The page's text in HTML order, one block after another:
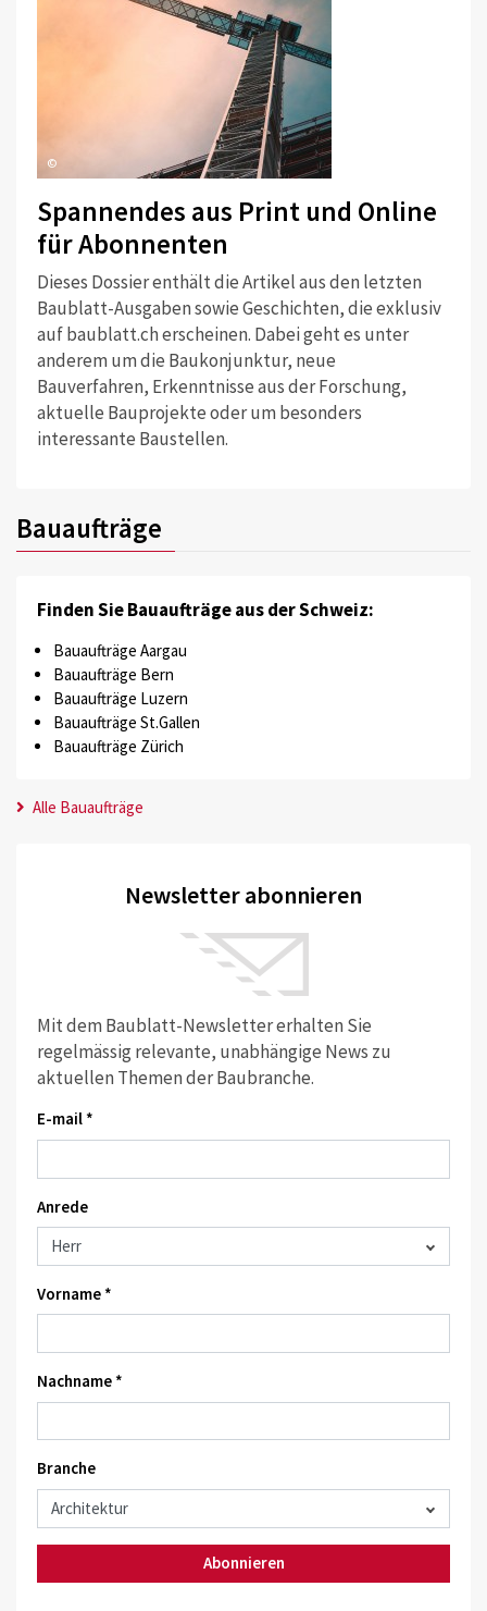
©
Spannendes aus Print und Online
für Abonnenten
Dieses Dossier enthält die Artikel aus den letzten
Baublatt-Ausgaben sowie Geschichten, die exklusiv
auf baublatt.ch erscheinen. Dabei geht es unter
anderem um die Baukonjunktur, neue
Bauverfahren, Erkenntnisse aus der Forschung,
aktuelle Bauprojekte oder um besonders
interessante Baustellen.
Bauaufträge
Finden Sie Bauaufträge aus der Schweiz:
Bauaufträge Aargau
Bauaufträge Bern
Bauaufträge Luzern
Bauaufträge St.Gallen
Bauaufträge Zürich
Alle Bauaufträge
Newsletter abonnieren
Mit dem Baublatt-Newsletter erhalten Sie
regelmässig relevante, unabhängige News zu
aktuellen Themen der Baubranche.
E-mail *
Anrede
Vorname *
Nachname *
Branche
Abonnieren